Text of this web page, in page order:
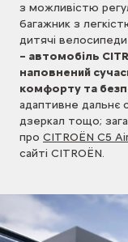
з можливістю
багажник з
дитячі
– автомобіль
наповнений
комфорту та
адаптивне дальнє
дзеркал тощо;
про CITROЁN C5
сайті CITROЁN.